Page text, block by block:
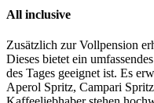
All inclusive
Zusätzlich zur Vollpension
Dieses bietet ein
des Tages geeignet ist. Es
Aperol Spritz, Campari